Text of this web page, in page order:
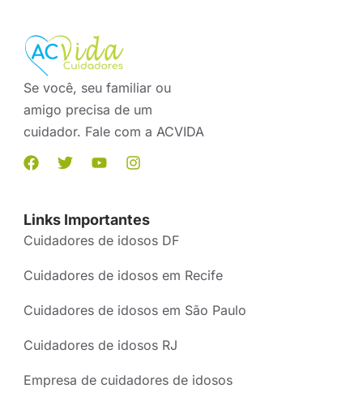
Se você, seu familiar ou
amigo precisa de um
cuidador. Fale com a ACVIDA
Links Importantes
Cuidadores de idosos DF
Cuidadores de idosos em Recife
Cuidadores de idosos em São Paulo
Cuidadores de idosos RJ
Empresa de cuidadores de idosos